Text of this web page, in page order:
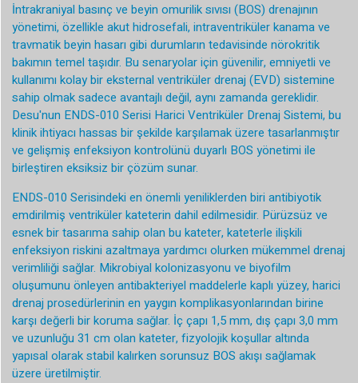
İntrakraniyal basınç ve beyin omurilik sıvısı (BOS) drenajının
yönetimi, özellikle akut hidrosefali, intraventriküler kanama ve
travmatik beyin hasarı gibi durumların tedavisinde nörokritik
bakımın temel taşıdır. Bu senaryolar için güvenilir, emniyetli ve
kullanımı kolay bir eksternal ventriküler drenaj (EVD) sistemine
sahip olmak sadece avantajlı değil, aynı zamanda gereklidir.
Desu'nun ENDS-010 Serisi Harici Ventriküler Drenaj Sistemi, bu
klinik ihtiyacı hassas bir şekilde karşılamak üzere tasarlanmıştır
ve gelişmiş enfeksiyon kontrolünü duyarlı BOS yönetimi ile
birleştiren eksiksiz bir çözüm sunar.
ENDS-010 Serisindeki en önemli yeniliklerden biri antibiyotik
emdirilmiş ventriküler kateterin dahil edilmesidir. Pürüzsüz ve
esnek bir tasarıma sahip olan bu kateter, kateterle ilişkili
enfeksiyon riskini azaltmaya yardımcı olurken mükemmel drenaj
verimliliği sağlar. Mikrobiyal kolonizasyonu ve biyofilm
oluşumunu önleyen antibakteriyel maddelerle kaplı yüzey, harici
drenaj prosedürlerinin en yaygın komplikasyonlarından birine
karşı değerli bir koruma sağlar. İç çapı 1,5 mm, dış çapı 3,0 mm
ve uzunluğu 31 cm olan kateter, fizyolojik koşullar altında
yapısal olarak stabil kalırken sorunsuz BOS akışı sağlamak
üzere üretilmiştir.